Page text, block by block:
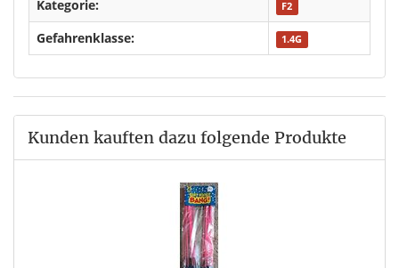
Kategorie: F2
Gefahrenklasse: 1.4G
Kunden kauften dazu folgende Produkte